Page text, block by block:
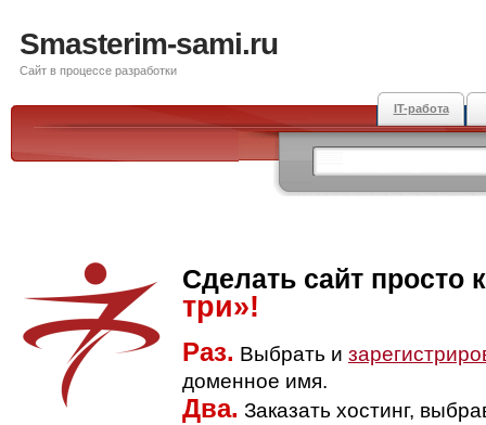
Smasterim-sami.ru
Сайт в процессе разработки
IT-работа
Сделать сайт просто
три»!
Раз. Выбрать и
доменное имя.
Два. Заказать хостинг,